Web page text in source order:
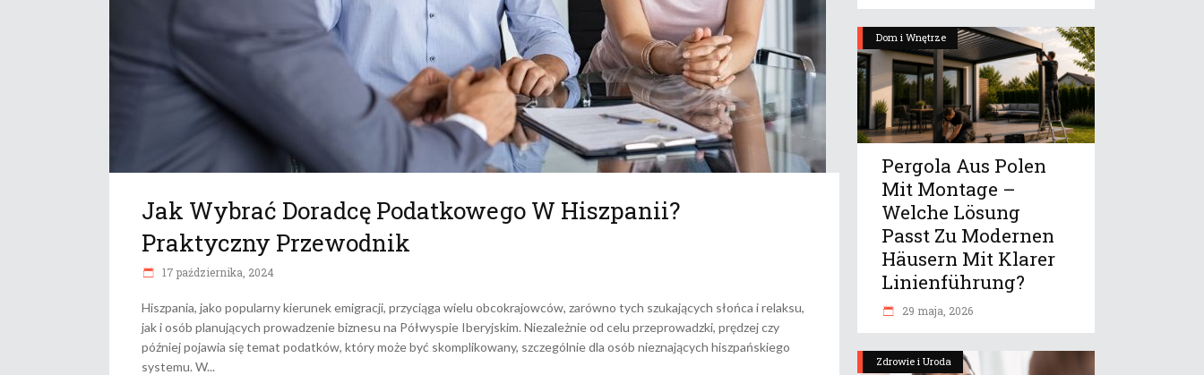
Jak Wybrać Doradcę Podatkowego W Hiszpanii?
Praktyczny Przewodnik
17 października, 2024
Hiszpania, jako popularny kierunek emigracji, przyciąga wielu obcokrajowców, zarówno tych szukających słońca i relaksu,
jak i osób planujących prowadzenie biznesu na Półwyspie Iberyjskim. Niezależnie od celu przeprowadzki, prędzej czy
później pojawia się temat podatków, który może być skomplikowany, szczególnie dla osób nieznających hiszpańskiego
systemu. W
Dom i Wnętrze
Pergola Aus Polen
Mit Montage –
Welche Lösung
Passt Zu Modernen
Häusern Mit Klarer
Linienführung?
29 maja, 2026
Zdrowie i Uroda